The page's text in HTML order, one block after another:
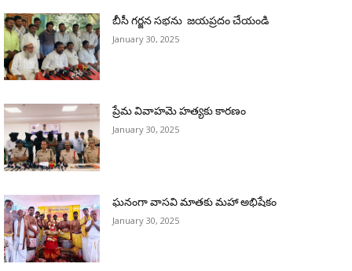
బీసీ గర్జన సభను జయప్రదం చేయండి
January 30, 2025
ప్రేమ వివాహమె హత్యకు కారణం
January 30, 2025
ఘనంగా వాసవి మాతకు మహా అభిషేకం
January 30, 2025